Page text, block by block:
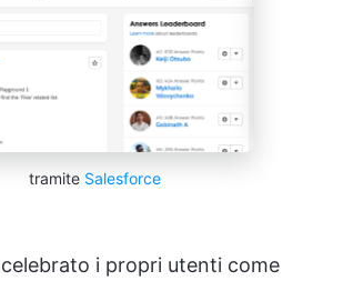
tramite Salesforce
i propri utenti come